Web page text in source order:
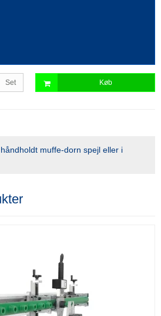
Set Køb
muffe-dorn spejl eller i